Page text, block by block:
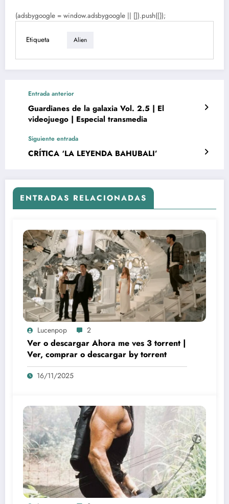
(adsbygoogle = window.adsbygoogle || []).push({});
Etiqueta Alien
Entrada anterior
Guardianes de la galaxia Vol. 2.5 | El
videojuego | Especial transmedia
Siguiente entrada
CRÍTICA ‘LA LEYENDA BAHUBALI’
ENTRADAS RELACIONADAS
Lucenpop 2
Ver o descargar Ahora me ves 3 torrent |
Ver, comprar o descargar by torrent
16/11/2025